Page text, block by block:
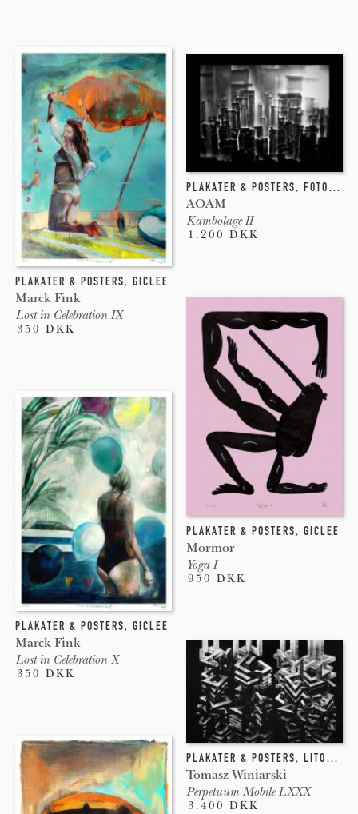
PLAKATER & POSTERS, GICLEE
Marck Fink
Lost in Celebration IX
350 DKK
PLAKATER & POSTERS, GICLEE
Marck Fink
Lost in Celebration X
350 DKK
PLAKATER & POSTERS, FOTOGRAFI
AOAM
Kambolage II
1.200 DKK
PLAKATER & POSTERS, GICLEE
Mormor
Yoga I
950 DKK
PLAKATER & POSTERS, LITOGRAFI
Tomasz Winiarski
Perpetuum Mobile LXXX
3.400 DKK